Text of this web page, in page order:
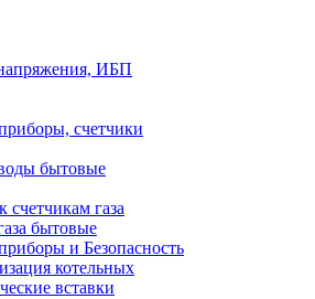
ИБП
счетчики
бытовые
счетчикам газа
бытовые
и Безопасность
котельных
вставки